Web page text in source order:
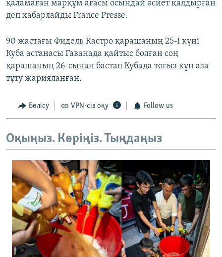
қаламаған марқұм ағасы осындай өсиет қалдырған
деп хабарлайды France Presse.
90 жастағы Фидель Кастро қарашаның 25-і күні
Куба астанасы Гаванада қайтыс болған соң
қарашаның 26-сынан бастап Кубада тоғыз күн аза
тұту жарияланған.
Бөлісу VPN-сіз оқу Follow us
Оқыңыз. Көріңіз. Тыңдаңыз